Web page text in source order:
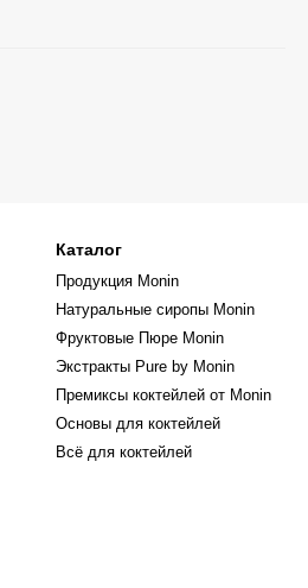
Каталог
Продукция Monin
Натуральные сиропы Monin
Фруктовые Пюре Monin
Экстракты Pure by Monin
Премиксы коктейлей от Monin
Основы для коктейлей
Всё для коктейлей